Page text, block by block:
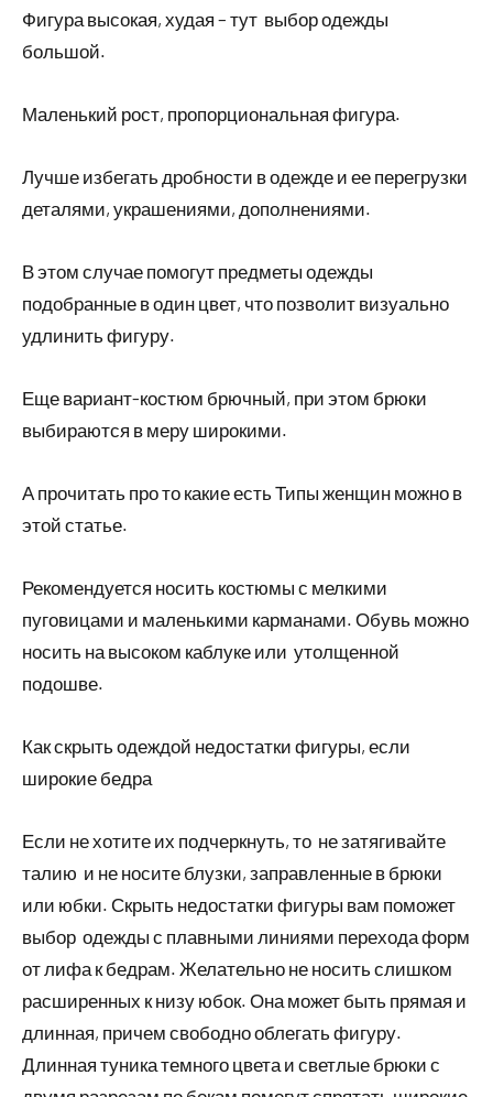
Фигура высокая, худая – тут выбор одежды
большой.
Маленький рост, пропорциональная фигура.
Лучше избегать дробности в одежде и ее перегрузки
деталями, украшениями, дополнениями.
В этом случае помогут предметы одежды
подобранные в один цвет, что позволит визуально
удлинить фигуру.
Еще вариант-костюм брючный, при этом брюки
выбираются в меру широкими.
А прочитать про то какие есть Типы женщин можно в
этой статье.
Рекомендуется носить костюмы с мелкими
пуговицами и маленькими карманами. Обувь можно
носить на высоком каблуке или утолщенной
подошве.
Как скрыть одеждой недостатки фигуры, если
широкие бедра
Если не хотите их подчеркнуть, то не затягивайте
талию и не носите блузки, заправленные в брюки
или юбки. Скрыть недостатки фигуры вам поможет
выбор одежды с плавными линиями перехода форм
от лифа к бедрам. Желательно не носить слишком
расширенных к низу юбок. Она может быть прямая и
длинная, причем свободно облегать фигуру.
Длинная туника темного цвета и светлые брюки с